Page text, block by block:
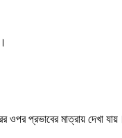
প্রভাবের মাত্রায় দেখা